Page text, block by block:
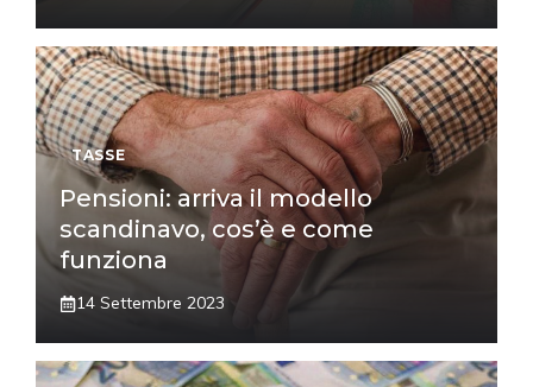
TASSE
Pensioni: arriva il modello
scandinavo, cos’è e come
funziona
14 Settembre 2023